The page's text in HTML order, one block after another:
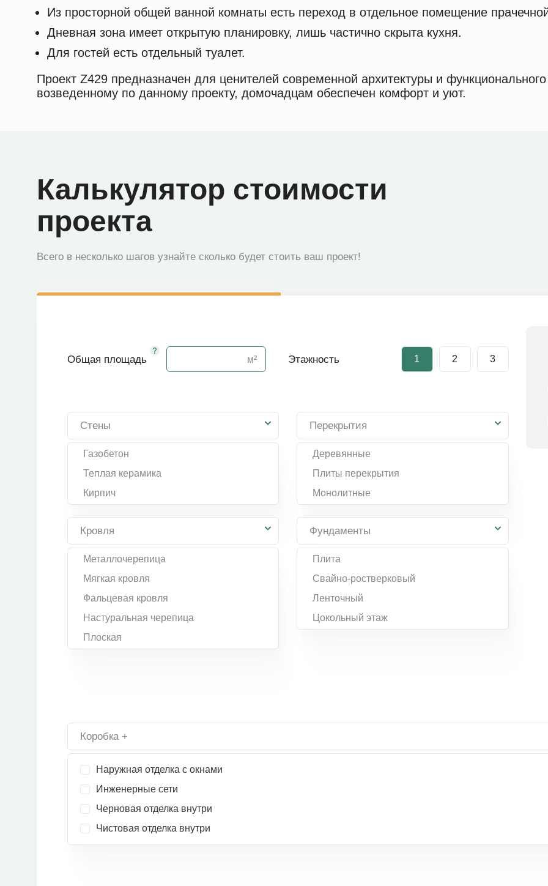
Из просторной общей ванной комнаты есть переход в отдельное помещение
Дневная зона имеет открытую планировку, лишь частично скрыта кухня.
Для гостей есть отдельный туалет.
Проект Z429 предназначен для ценителей современной архитектуры и
возведенному по данному проекту, домочадцам обеспечен комфорт и уют.
Калькулятор стоимости
проекта
Всего в несколько шагов узнайте сколько будет стоить ваш проект!
Общая площадь Этажность 1 2 3
Стены
Газобетон
Теплая керамика
Кирпич
Перекрытия
Деревянные
Плиты перекрытия
Монолитные
Кровля
Металлочерепица
Мягкая кровля
Фальцевая кровля
Настуральная черепица
Плоская
Фундаменты
Плита
Свайно-ростверковый
Ленточный
Цокольный этаж
Коробка +
Наружная отделка с окнами
Инженерные сети
Черновая отделка внутри
Чистовая отделка внутри